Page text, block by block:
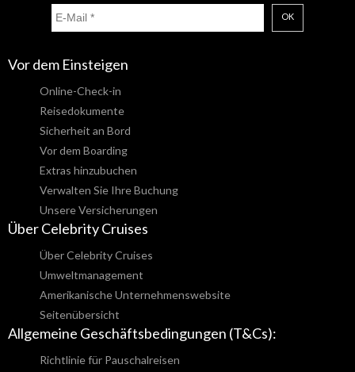
OK
Vor dem Einsteigen
Online-Check-in
Reisedokumente
Sicherheit an Bord
Vor dem Boarding
Extras hinzubuchen
Verwalten Sie Ihre Buchung
Unsere Versicherungen
Über Celebrity Cruises
Über Celebrity Cruises
Umweltmanagement
Amerikanische Unternehmenswebsite
Seitenübersicht
Allgemeine Geschäftsbedingungen (T&Cs):
Richtlinie für Pauschalreisen